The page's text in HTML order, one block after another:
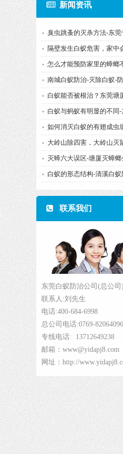
新闻资讯
臭虫跳蚤的灭杀方法-东莞
隔壁发生白蚁危害，家中
怎么才能预防家里的蟑螂
南城白蚁防治-灭除白蚁-
白蚁能否被根治？东莞塘
白蚁与蚂蚁有明显的不同-
如何消灭白蚁的有翅成虫
大岭山除四害，大岭山灭
灭蟑六大误区-塘厦灭蟑螂
白蚁的形态结构-清溪白蚁
联系我们
东莞白蚁防治公司(总公司)
联系人:刘先生
电话:400-684-6998
总公司电话:0769-82064096
专线电话: 13712649238
邮箱：www@yidapj8.com
网址：http://